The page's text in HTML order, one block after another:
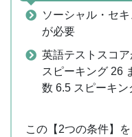
ソーシャル・セ
が必要
英語テストスコア
スピーキング 26
数 6.5 スピーキン
この【2つの条件】を